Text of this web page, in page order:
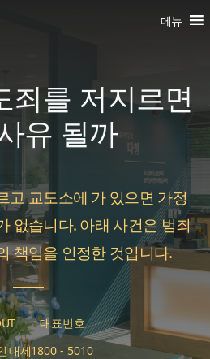
메뉴
죄를 저지르면
유 될까
고 교도소에 가 있으면 가정
없습니다. 아래 사건은 범죄
책임을 인정한 것입니다.
대세
대표번호
1800 - 5010